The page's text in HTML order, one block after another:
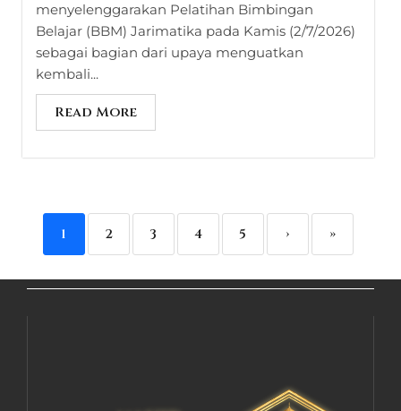
menyelenggarakan Pelatihan Bimbingan
Belajar (BBM) Jarimatika pada Kamis (2/7/2026)
sebagai bagian dari upaya menguatkan
kembali...
Read More
1 2 3 4 5 › »